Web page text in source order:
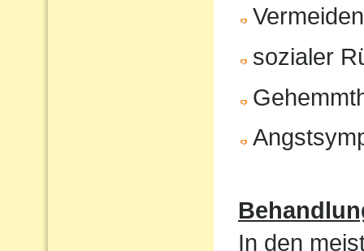
sozialer
In den